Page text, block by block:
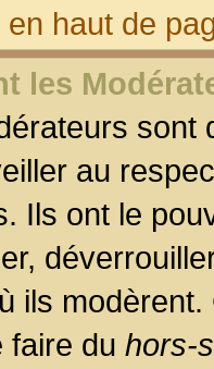
en haut de
les
sont
au
Ils ont le
ils
faire du hors-